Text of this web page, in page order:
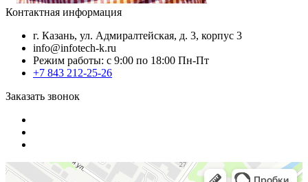
Контактная информация
г. Казань, ул. Адмиралтейская, д. 3, корпус 3
info@infotech-k.ru
Режим работы: с 9:00 по 18:00 Пн-Пт
+7 843 212-25-26
Заказать звонок